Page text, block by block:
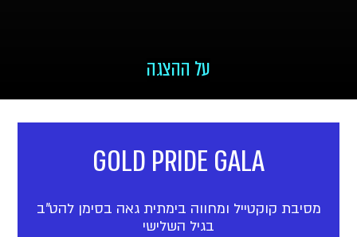
על ההצגה
GOLD PRIDE GALA
מסיבת קוקטייל ומחווה בימתית גאה בסימן להט"ב
בגיל השלישי